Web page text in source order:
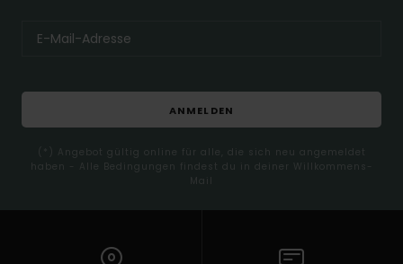
ANMELDEN
(*) Angebot gültig online für alle, die sich neu angemeldet
haben - Alle Bedingungen findest du in deiner Willkommens-
Mail